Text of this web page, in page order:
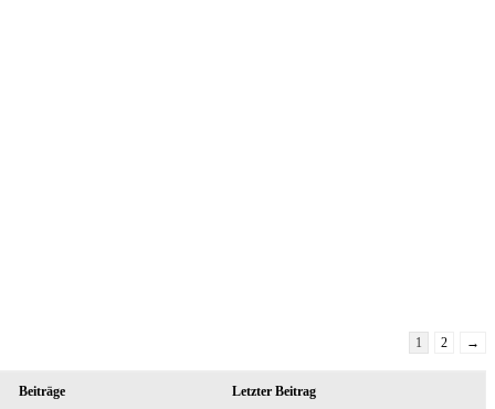
1 2 →
Beiträge Letzter Beitrag